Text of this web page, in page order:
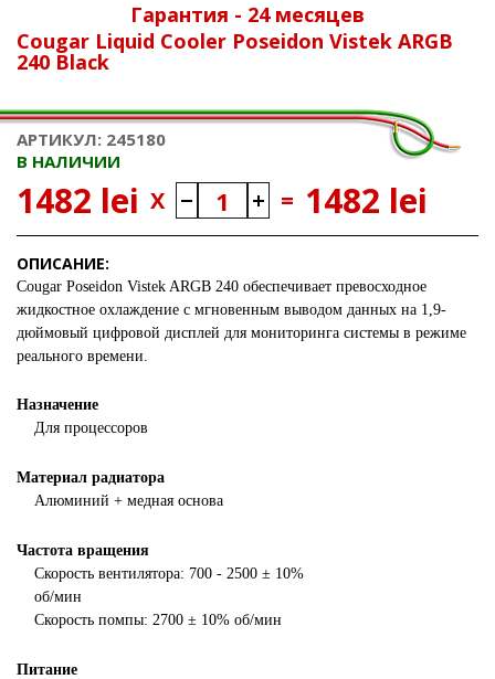
Гарантия - 24 месяцев
Cougar Liquid Cooler Poseidon Vistek ARGB
240 Black
АРТИКУЛ: 245180
В НАЛИЧИИ
1482 lei X = 1482 lei
ОПИСАНИЕ:
Cougar Poseidon Vistek ARGB 240 обеспечивает превосходное
жидкостное охлаждение с мгновенным выводом данных на 1,9-
дюймовый цифровой дисплей для мониторинга системы в режиме
реального времени.
Назначение
Для процессоров
Материал радиатора
Алюминий + медная основа
Частота вращения
Скорость вентилятора: 700 - 2500 ± 10%
об/мин
Скорость помпы: 2700 ± 10% об/мин
Питание